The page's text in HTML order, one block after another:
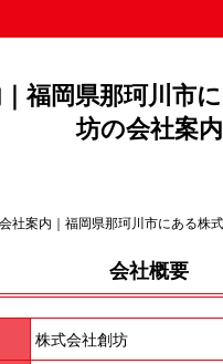
福岡県那珂川市
坊の会社案内
会社案内｜福岡県那珂川市にある株
会社概要
株式会社創坊